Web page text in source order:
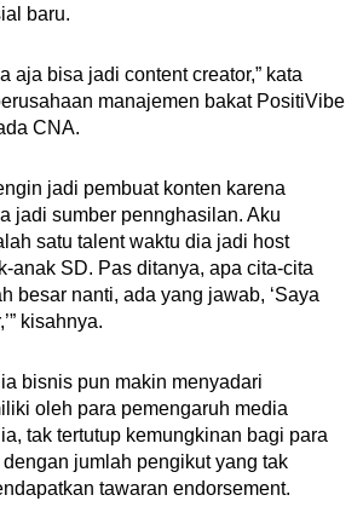
baru.
aja bisa jadi content creator,” kata
manajemen bakat PositiVibe
CNA.
jadi pembuat konten karena
jadi sumber pennghasilan. Aku
satu talent waktu dia jadi host
anak SD. Pas ditanya, apa cita-cita
besar nanti, ada yang jawab, ‘Saya
kisahnya.
bisnis pun makin menyadari
oleh para pemengaruh media
tak tertutup kemungkinan bagi para
jumlah pengikut yang tak
tawaran endorsement.